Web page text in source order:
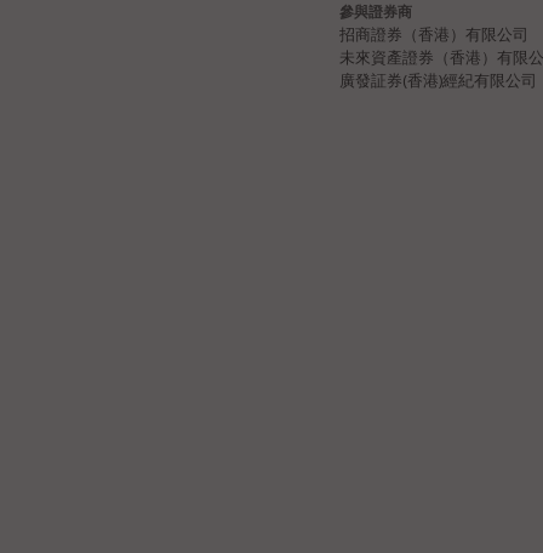
參與證券商
招商證券（香港）有限公司
未來資產證券（香港）有限
廣發証券(香港)經紀有限公司